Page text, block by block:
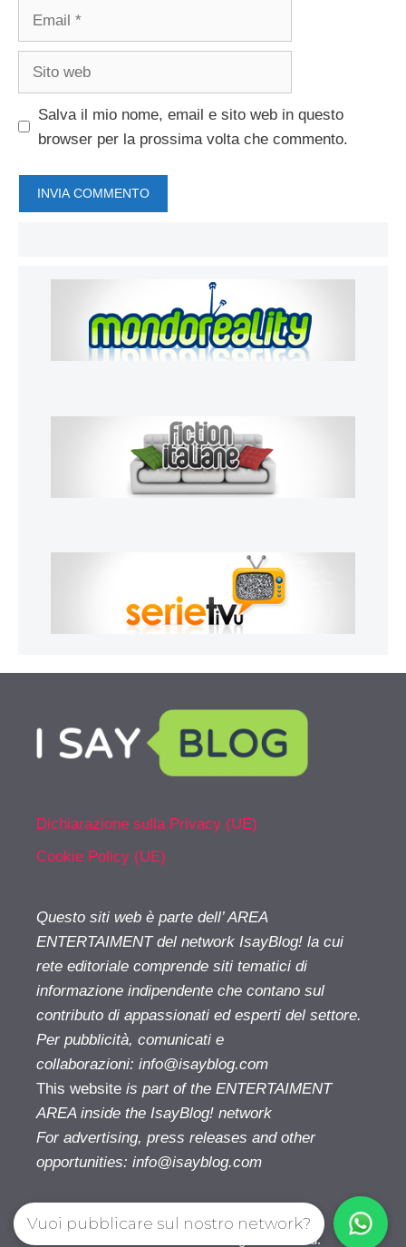
Email
Sito
Salva il mio nome, email e sito web in questo
browser per la prossima volta che commento.
Dichiarazione sulla Privacy (UE)
Cookie Policy (UE)
Questo siti web è parte dell’ AREA
ENTERTAIMENT del network IsayBlog! la cui
rete editoriale comprende siti tematici di
informazione indipendente che contano sul
contributo di appassionati ed esperti del settore.
Per pubblicità, comunicati e
collaborazioni: info@isayblog.com
This website is part of the ENTERTAIMENT
AREA inside the IsayBlog! network
For advertising, press releases and other
opportunities: info@isayblog.com
Cinetivu.com© 2026. All right reserverd.
Vuoi pubblicare sul nostro network?